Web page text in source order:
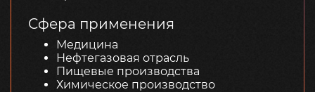
Сфера применения
Медицина
Нефтегазовая отрасль
Пищевые производства
Химическое производство